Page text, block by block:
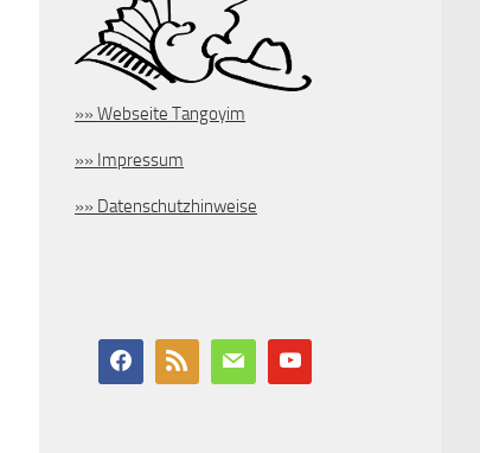
»» Webseite Tangoyim
»» Impressum
»» Datenschutzhinweise